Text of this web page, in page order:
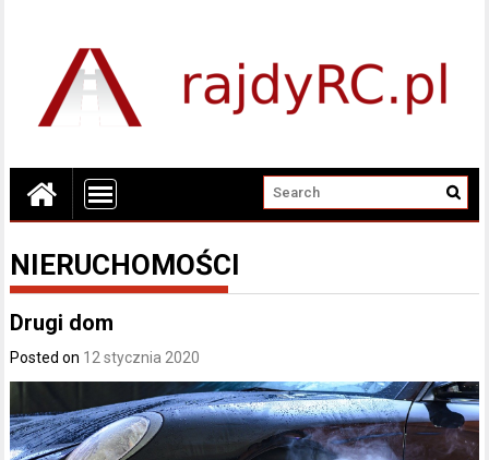
NIERUCHOMOŚCI
Drugi dom
Posted on 12 stycznia 2020